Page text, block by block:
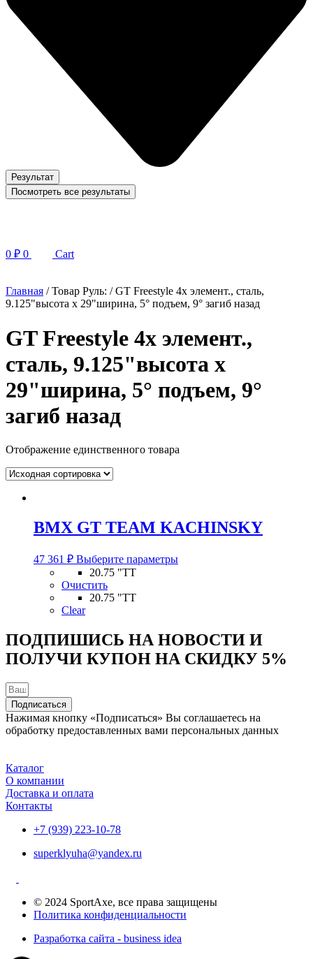
Результат
Посмотреть все результаты
0 ₽ 0 Cart
Главная / Товар Руль: / GT Freestyle 4х элемент., сталь,
9.125"высота x 29"ширина, 5° подъем, 9° загиб назад
GT Freestyle 4х элемент.,
сталь, 9.125"высота x
29"ширина, 5° подъем, 9°
загиб назад
Отображение единственного товара
BMX GT TEAM KACHINSKY
47 361 ₽ Выберите параметрыЭтот
можно
выбрать
на
20.75 "TT
Очистить
20.75 "TT
Clear
ПОДПИШИСЬ НА НОВОСТИ И
ПОЛУЧИ КУПОН НА СКИДКУ 5%
Подписаться
Нажимая кнопку «Подписаться» Вы соглашаетесь на
обработку предоставленных вами персональных данных
Каталог
О компании
Доставка и оплата
Контакты
+7 (939) 223-10-78
superklyuha@yandex.ru
© 2024 SportAxe, все права защищены
Политика конфиденциальности
Разработка сайта - business idea